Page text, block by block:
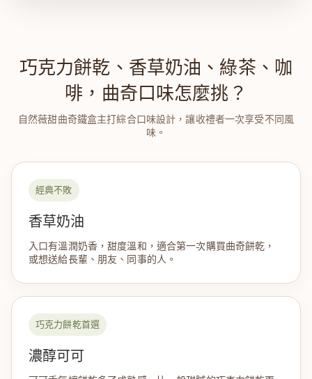
巧克力餅乾、香草奶油、綠茶、咖
啡，曲奇口味怎麼挑？
自然薇甜曲奇鐵盒主打綜合口味設計，讓收禮者一次享受不同風
味。
經典不敗
香草奶油
入口有溫潤奶香，甜度溫和，適合第一次購買曲奇餅乾，
或想送給長輩、朋友、同事的人。
巧克力餅乾首選
濃醇可可